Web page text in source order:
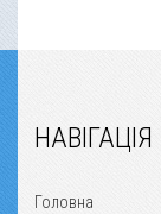
НАВІГАЦІЯ
Головна